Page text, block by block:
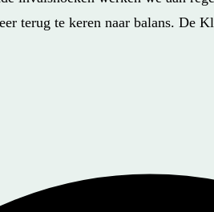
terug te keren naar balans. De